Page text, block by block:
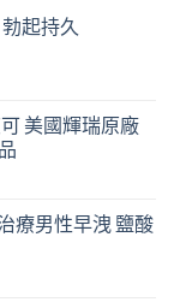
起持久
美國輝瑞原廠
療男性早洩 鹽酸